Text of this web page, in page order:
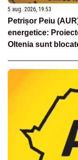
5 aug. 2026, 19:53
Petrișor Peiu
energetice:
Oltenia sunt